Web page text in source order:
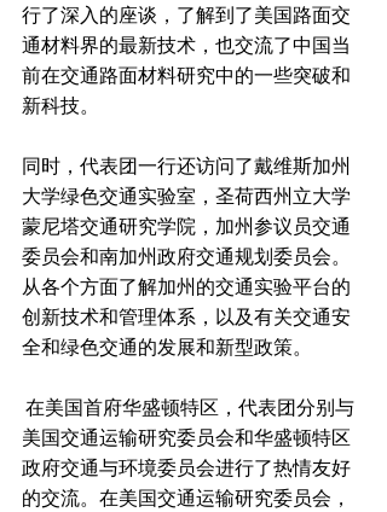
行了深入的座谈，了解到了美国路面交
通材料界的最新技术，也交流了中国当
前在交通路面材料研究中的一些突破和
新科技。
同时，代表团一行还访问了戴维斯加州
大学绿色交通实验室，圣荷西州立大学
蒙尼塔交通研究学院，加州参议员交通
委员会和南加州政府交通规划委员会。
从各个方面了解加州的交通实验平台的
创新技术和管理体系，以及有关交通安
全和绿色交通的发展和新型政策。
美国交通运输研究委员会和华盛顿特区
政府交通与环境委员会进行了热情友好
的交流。在美国交通运输研究委员会，